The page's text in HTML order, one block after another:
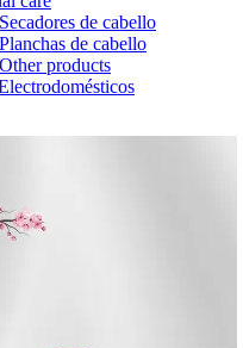
Secadores de cabello
Planchas de cabello
Other products